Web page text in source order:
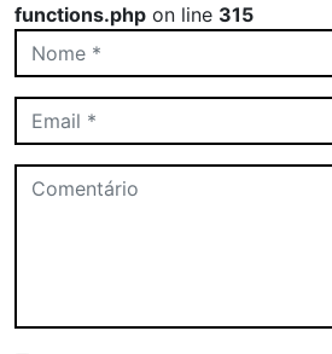
functions.php on line 315